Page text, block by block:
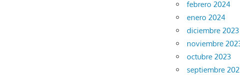
febrero 2024
enero 2024
diciembre 2023
noviembre
octubre 2023
septiembre